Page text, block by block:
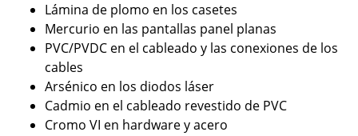
Lámina de plomo en los casetes
Mercurio en las pantallas panel planas
PVC/PVDC en el cableado y las conexiones de los
cables
Arsénico en los diodos láser
Cadmio en el cableado revestido de PVC
Cromo VI en hardware y acero